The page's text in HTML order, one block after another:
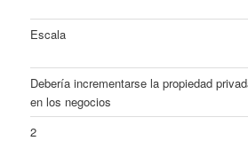
Escala
Debería incrementarse la propiedad
en los negocios
2